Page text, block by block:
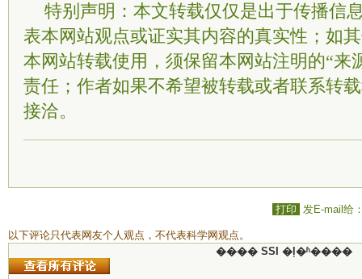
特别声明：本文转载仅仅是出于传播信
表本网站观点或证实其内容的真实性；如
本网站转载使用，须保留本网站注明的“来
责任；作者如果不希望被转载或者联系转
接洽。
打印 发E-mail给
以下评论只代表网友个人观点，不代表科学网观点。
���� SSI �ļ�ʱ����